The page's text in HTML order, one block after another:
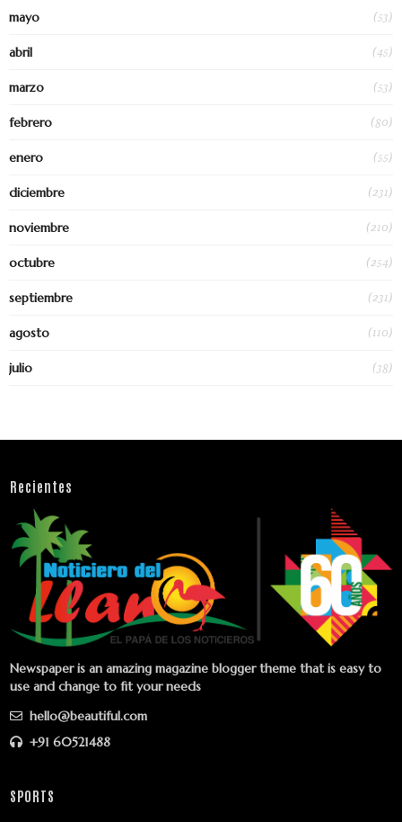
mayo (53)
abril (45)
marzo (53)
febrero (80)
enero (55)
diciembre (231)
noviembre (210)
octubre (254)
septiembre (231)
agosto (110)
julio (38)
Recientes
Newspaper is an amazing magazine blogger theme that is easy to
use and change to fit your needs
hello@beautiful.com
+91 60521488
SPORTS